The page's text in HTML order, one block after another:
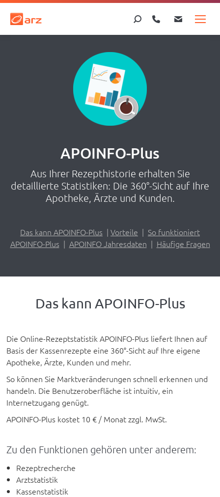
Search:
APOINFO-Plus
Aus Ihrer Rezepthistorie erhalten Sie
detaillierte Statistiken: Die 360°-Sicht auf Ihre
Apotheke, Ärzte und Kunden.
Das kann APOINFO-Plus | Vorteile | So funktioniert
APOINFO-Plus | APOINFO Jahresdaten | Häufige Fragen
Das kann APOINFO-Plus
Die Online-Rezeptstatistik APOINFO-Plus liefert Ihnen auf
Basis der Kassenrezepte eine 360°-Sicht auf Ihre eigene
Apotheke, Ärzte, Kunden und mehr.
So können Sie Marktveränderungen schnell erkennen und
handeln. Die Benutzeroberfläche ist intuitiv, ein
Internetzugang genügt.
APOINFO-Plus kostet 10 € / Monat zzgl. MwSt.
Zu den Funktionen gehören unter anderem:
Rezeptrecherche
Arztstatistik
Kassenstatistik